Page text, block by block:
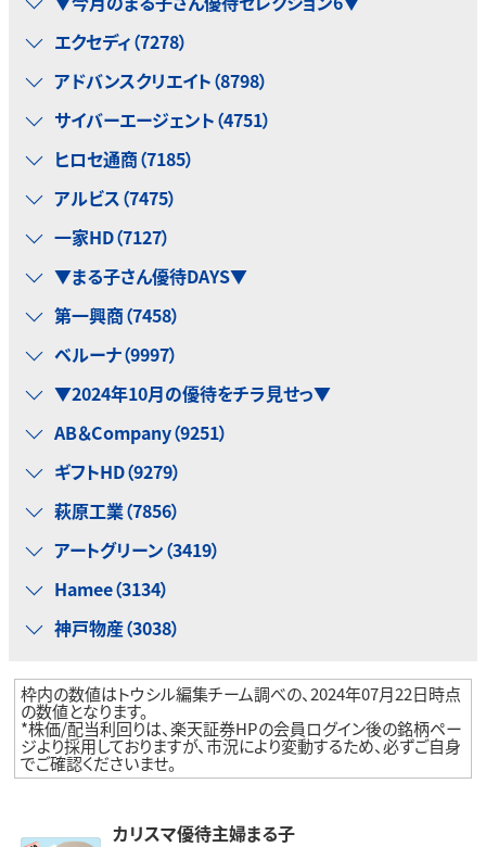
エクセディ（7278）
アドバンスクリエイト（8798）
サイバーエージェント（4751）
ヒロセ通商（7185）
アルビス（7475）
一家HD（7127）
▼まる子さん優待DAYS▼
第一興商（7458）
ベルーナ（9997）
▼2024年10月の優待をチラ見せっ▼
AB＆Company（9251）
ギフトHD（9279）
萩原工業（7856）
アートグリーン（3419）
Hamee（3134）
神戸物産（3038）
枠内の数値はトウシル編集チーム調べの、2024年07月22日時点
の数値となります。
*株価/配当利回りは、楽天証券HPの会員ログイン後の銘柄ペー
ジより採用しておりますが、市況により変動するため、必ずご自身
でご確認くださいませ。
カリスマ優待主婦まる子